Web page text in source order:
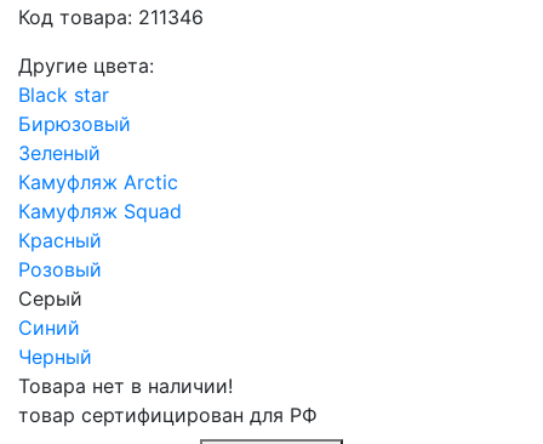
Код товара: 211346
Другие цвета:
Black star
Бирюзовый
Зеленый
Камуфляж Arctic
Камуфляж Squad
Красный
Розовый
Серый
Синий
Черный
Товара нет в наличии!
товар сертифицирован для РФ